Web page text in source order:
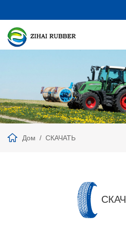
Дом СКАЧАТЬ